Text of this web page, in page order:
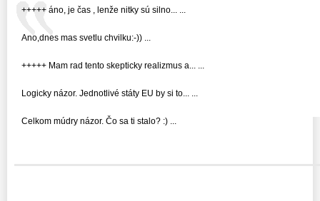
+++++ áno, je čas , lenže nitky sú silno... ...
Ano,dnes mas svetlu chvilku:-)) ...
+++++ Mam rad tento skepticky realizmus a... ...
Logicky názor. Jednotlivé státy EU by si to... ...
Celkom múdry názor. Čo sa ti stalo? :) ...